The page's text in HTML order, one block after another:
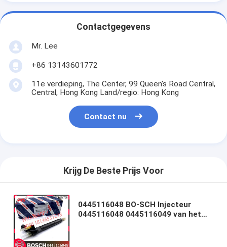
Contactgegevens
Mr. Lee
+86 13143601772
11e verdieping, The Center, 99 Queen's Road Central,
Central, Hong Kong Land/regio: Hong Kong
Contact nu
Krijg De Beste Prijs Voor
0445116048 BO-SCH Injecteur
0445116048 0445116049 van het